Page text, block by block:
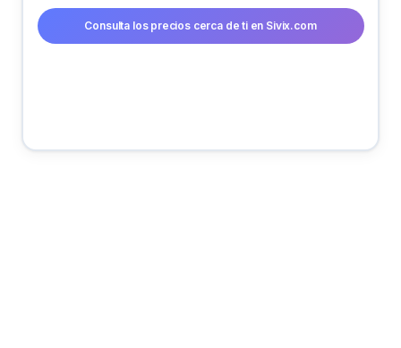
Consulta los precios cerca de ti en Sivix.com